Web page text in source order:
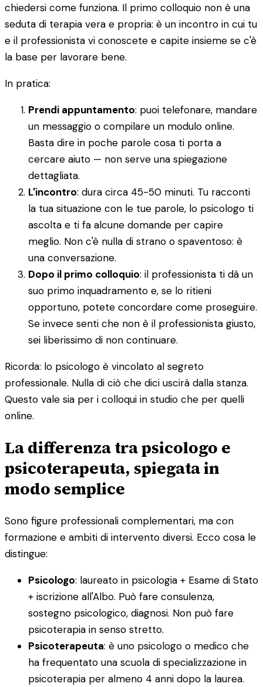
chiedersi come funziona. Il primo colloquio non è una
seduta di terapia vera e propria: è un incontro in cui tu
e il professionista vi conoscete e capite insieme se c'è
la base per lavorare bene.
In pratica:
Prendi appuntamento: puoi telefonare, mandare
un messaggio o compilare un modulo online.
Basta dire in poche parole cosa ti porta a
cercare aiuto — non serve una spiegazione
dettagliata.
L'incontro: dura circa 45-50 minuti. Tu racconti
la tua situazione con le tue parole, lo psicologo ti
ascolta e ti fa alcune domande per capire
meglio. Non c'è nulla di strano o spaventoso: è
una conversazione.
Dopo il primo colloquio: il professionista ti dà un
suo primo inquadramento e, se lo ritieni
opportuno, potete concordare come proseguire.
Se invece senti che non è il professionista giusto,
sei liberissimo di non continuare.
Ricorda: lo psicologo è vincolato al segreto
professionale. Nulla di ciò che dici uscirà dalla stanza.
Questo vale sia per i colloqui in studio che per quelli
online.
La differenza tra psicologo e
psicoterapeuta, spiegata in
modo semplice
Sono figure professionali complementari, ma con
formazione e ambiti di intervento diversi. Ecco cosa le
distingue:
Psicologo: laureato in psicologia + Esame di Stato
+ iscrizione all'Albo. Può fare consulenza,
sostegno psicologico, diagnosi. Non può fare
psicoterapia in senso stretto.
Psicoterapeuta: è uno psicologo o medico che
ha frequentato una scuola di specializzazione in
psicoterapia per almeno 4 anni dopo la laurea.